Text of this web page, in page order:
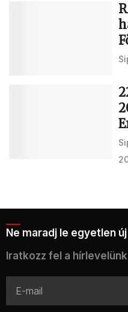
Ne maradj le egyetlen
Iratkozz fel a